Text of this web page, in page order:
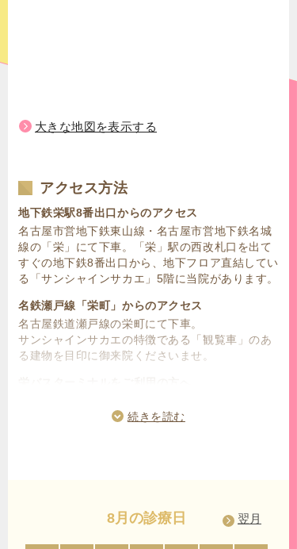
8月の診療日 翌月
大きな地図を表示する
アクセス方法
地下鉄栄駅8番出口からのアクセス
名古屋市営地下鉄東山線・名古屋市営地下鉄名城
線の「栄」にて下車。「栄」駅の西改札口を出て
すぐの地下鉄8番出口から、地下フロア直結してい
る「サンシャインサカエ」5階に当院があります。
名鉄瀬戸線「栄町」からのアクセス
名古屋鉄道瀬戸線の栄町にて下車。
サンシャインサカエの特徴である「観覧車」のあ
る建物を目印に御来院くださいませ。
センターのターミナル停留所が「栄」にございま
続きを読む